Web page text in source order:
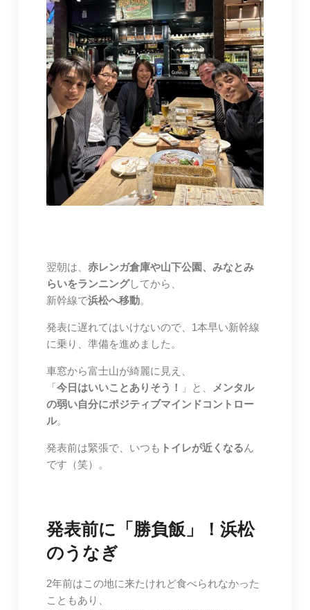
翌朝は、 赤レンガ倉庫や山下公園、みなとみ
らいをランニングしてから、
新幹線で浜松へ移動。
発表に遅れてはいけないので、1本早い新幹線
に乗り、準備を進めました。
車窓から富士山が綺麗に見え、
「今日はいいことありそう！ 」と、
メンタル
の弱い自分にポジティブマインドコントロー
ル。
発表前は緊張で、いつも トイレが近くなるん
です（笑）。
発表前に「勝負飯」！浜松
のうなぎ
2年前はこの地に来たけれど食べられなかった
こともあり、